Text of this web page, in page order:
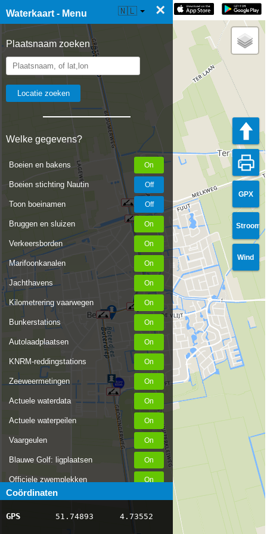
Waterkaart - Menu ×
Plaatsnaam zoeken
Welke gegevens?
Boeien en bakens
Boeien stichting Nautin
Toon boeinamen
Bruggen en sluizen
Verkeersborden
Marifoonkanalen
Jachthavens
Kilometrering vaarwegen
Bunkerstations
Autolaadplaatsen
KNRM-reddingstations
Zeeweermetingen
Actuele waterdata
Actuele waterpeilen
Vaargeulen
Blauwe Golf: ligplaatsen
Officiele zwemplekken
Stremmingen/hinder
AIS scheepsposities
Coördinaten
GPS 51.74893 4.73552
☰ Waterkaart Live 🇳🇱
GPX
Stroom
Wind